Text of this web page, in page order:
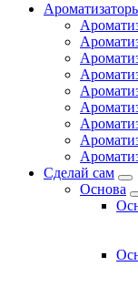
Сделай сам
Основа